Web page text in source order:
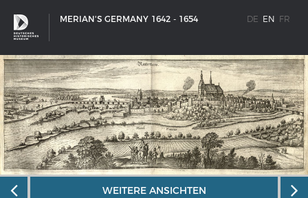
MERIAN'S GERMANY 1642 - 1654 DE EN FR
WEITERE ANSICHTEN